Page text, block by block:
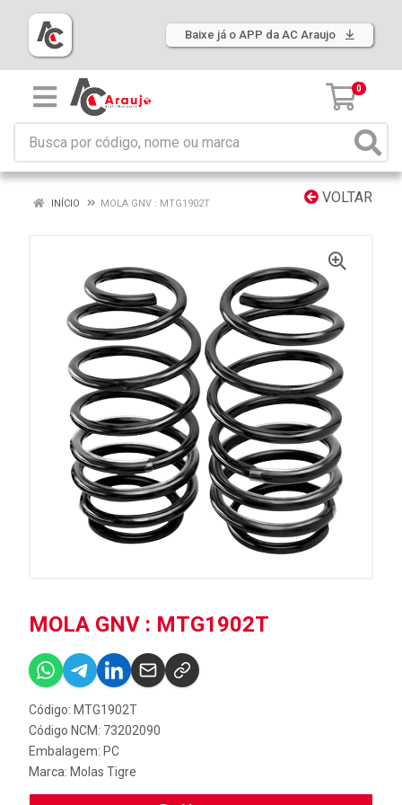
Baixe já o APP da AC Araujo
0
VOLTAR
INÍCIO MOLA GNV : MTG1902T
MOLA GNV : MTG1902T
Código: MTG1902T
Código NCM: 73202090
Embalagem: PC
Marca: Molas Tigre